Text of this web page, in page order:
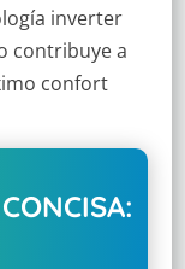
inverter
contribuye a
confort